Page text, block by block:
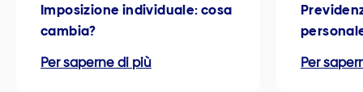
Imposizione individuale: cosa
cambia?
Per saperne di più
Per